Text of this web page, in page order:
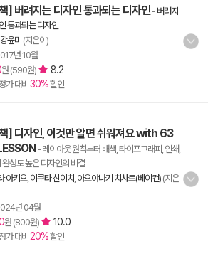
] 버려지는 디자인 통과되는 디자인- 버려지
통과되는 디자인
강윤미 (지은이)
년 10월
원 (590원) 8.2
가 대비 30%할인
] 디자인, 이것만 알면 쉬워져요 with 63
- 레이아웃 원칙부터 배색, 타이포그래피, 인쇄,
완성도 높은 디자인의 비결
아키오, 이쿠타 신이치 아오야나기 치사토(베이컨) (지은
년 04월
원 (800원) 10.0
가 대비 20%할인